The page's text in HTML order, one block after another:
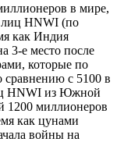
в мире,
лиц HNWI (по
как Индия
3-е место после
которые по
сравнению с 5100 в
HNWI из Южной
1200 миллионеров
как цунами
войны на